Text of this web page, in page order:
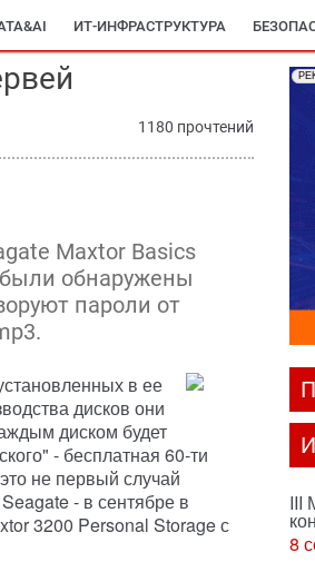
ИТ-ИНФРАСТРУКТУРА
1180 прочтений
Maxtor Basics
обнаружены
пароли от
в ее
дисков они
диском будет
- бесплатная 60-ти
не первый случай
- в сентябре в
3200 Personal Storage с
III
8